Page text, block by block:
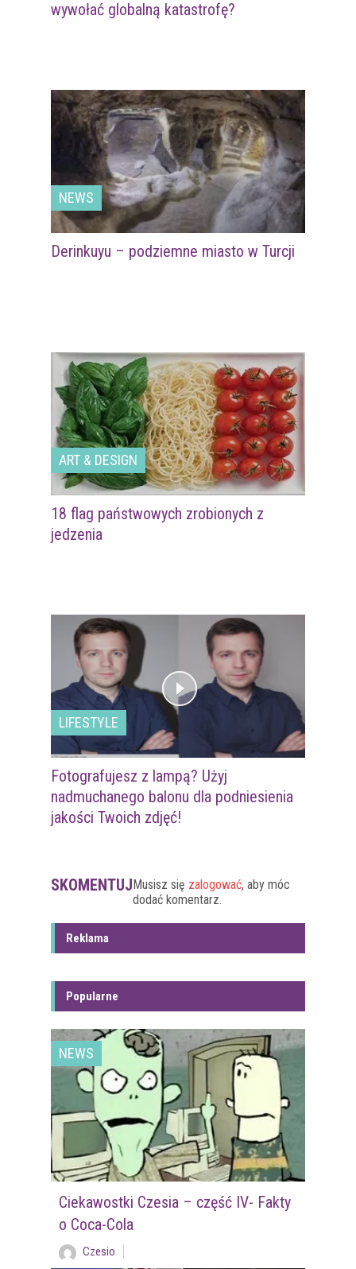
wywołać globalną katastrofę?
NEWS
Derinkuyu – podziemne miasto w Turcji
ART & DESIGN
18 flag państwowych zrobionych z
jedzenia
LIFESTYLE
Fotografujesz z lampą? Użyj
nadmuchanego balonu dla podniesienia
jakości Twoich zdjęć!
SKOMENTUJ Musisz się zalogować, aby móc
dodać komentarz.
Reklama
Popularne
NEWS
Ciekawostki Czesia – część IV- Fakty
o Coca-Cola
Czesio